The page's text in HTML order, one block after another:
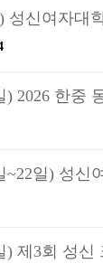
성신여자대
) 2026 한중
~22일) 성
) 제3회 성신